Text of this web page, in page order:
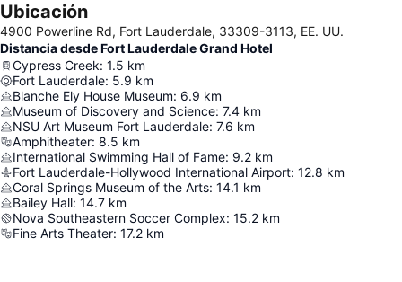
Ubicación
4900 Powerline Rd, Fort Lauderdale, 33309-3113, EE. UU.
Distancia desde Fort Lauderdale Grand Hotel
Cypress Creek: 1.5 km
Fort Lauderdale: 5.9 km
Blanche Ely House Museum: 6.9 km
Museum of Discovery and Science: 7.4 km
NSU Art Museum Fort Lauderdale: 7.6 km
Amphitheater: 8.5 km
International Swimming Hall of Fame: 9.2 km
Fort Lauderdale-Hollywood International Airport: 12.8 km
Coral Springs Museum of the Arts: 14.1 km
Bailey Hall: 14.7 km
Nova Southeastern Soccer Complex: 15.2 km
Fine Arts Theater: 17.2 km